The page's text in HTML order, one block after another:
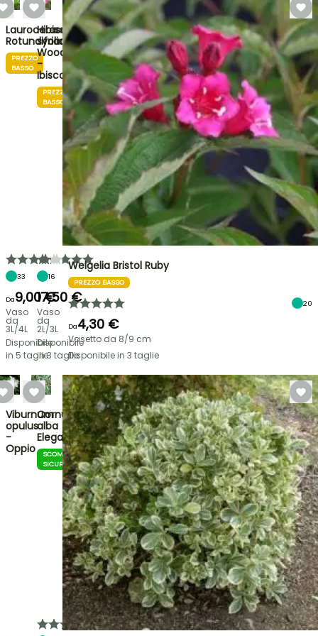
Lauroceraso
Rotundifolia
PREZZO
BASSO
33
Da9,00 €
Vaso
da
3L/4L
Disponibile
in 5 taglie
Hibiscus
syriacus
Woodbridge
-
Ibisco
PREZZO
BASSO
16
17,50 €
Vaso
da
2L/3L
Disponibile
in 3 taglie
Weigelia Bristol Ruby
PREZZO BASSO
20
Da4,30 €
Vasetto da 8/9 cm
Disponibile in 3 taglie
Viburnum
opulus
-
Oppio
Cornus
alba
Elegantissima
SCOMMESSA
SICURA